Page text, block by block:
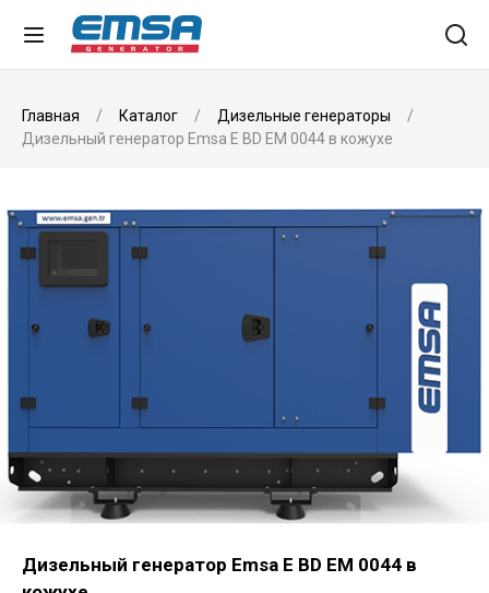
Главная Каталог
Дизельные генераторы
Дизельный генератор Emsa E BD EM 0044 в кожухе
Дизельный генератор Emsa E BD EM 0044 в